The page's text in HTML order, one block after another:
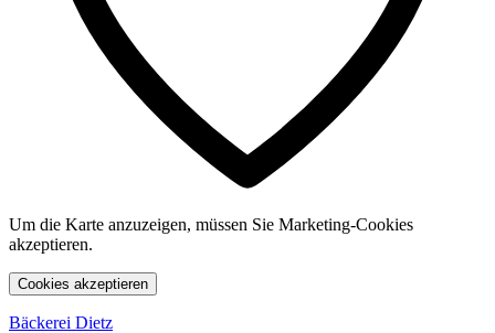
Um die Karte anzuzeigen, müssen Sie Marketing-Cookies
akzeptieren.
Cookies akzeptieren
Bäckerei Dietz